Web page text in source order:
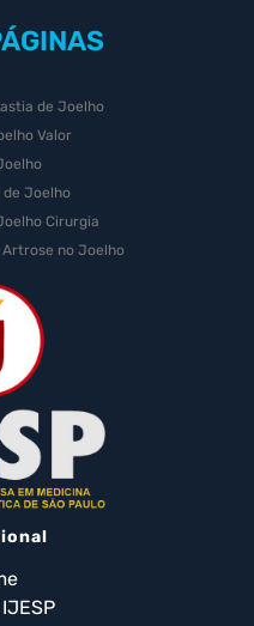
de Joelho
Valor
Joelho
Cirurgia
Artrose no Joelho
Cirurgia
Joelho
de Joelho
Joelho
Preço
no Joelho
do Joelho
Prótese